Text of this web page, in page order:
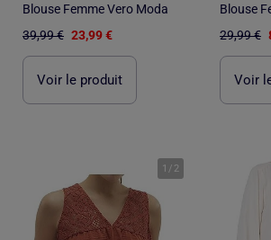
Blouse Femme Vero Moda
39,99 € 23,99 €
Voir le produit
Blouse
29,99 €
Voir
1 / 2